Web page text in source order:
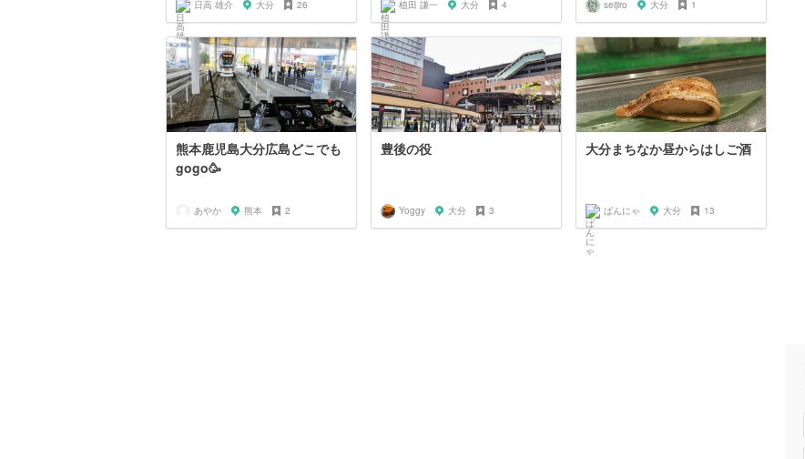
日高 雄介 大分 26 植田 謙一 大分 4 seijiro 大分 1
熊本鹿児島大分広島どこでも
gogo🥳
あやか 熊本 2
豊後の役
Yoggy 大分 3
大分まちなか昼からはしご酒
ぱんにゃ 大分 13